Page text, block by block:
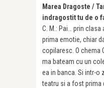
Marea Dragoste /
indragostit tu de o
C. M.: Pai… prin
prima emotie, chiar
copilaresc. O chema
ma bateam cu un
ea in banca. Si intr-o
teatru si a fost prima